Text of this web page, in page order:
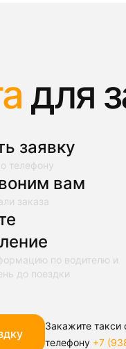
для
заявку
телефону
вам
заказа
по водителю и
до поездки
Закажите такси
телефону +7